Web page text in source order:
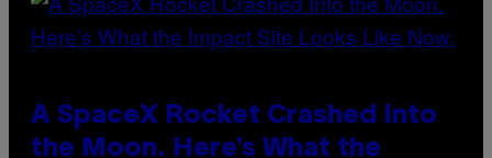
A SpaceX Rocket Crashed Into
the Moon. Here’s What the